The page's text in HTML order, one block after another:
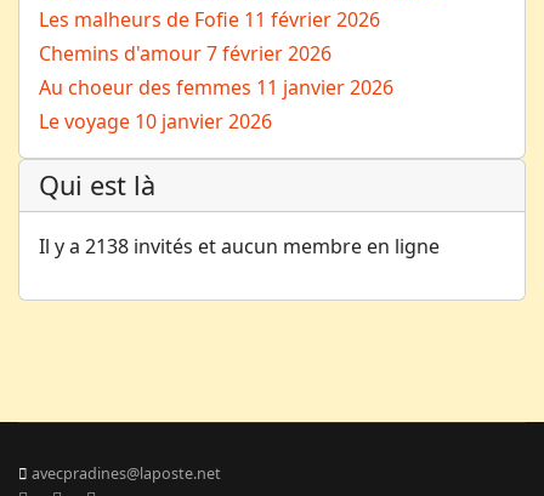
Les malheurs de Fofie 11 février 2026
Chemins d'amour7 février 2026
Au choeur des femmes 11 janvier 2026
Le voyage 10 janvier 2026
Qui est là
Il y a 2138 invités et aucun membre en ligne
avecpradines@laposte.net